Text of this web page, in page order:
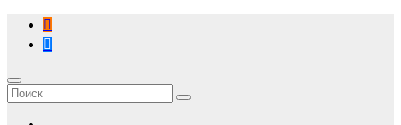
Перейти
содержимому